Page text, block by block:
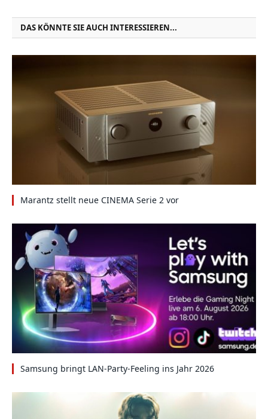
DAS KÖNNTE SIE AUCH INTERESSIEREN...
Marantz stellt neue CINEMA Serie 2 vor
Samsung bringt LAN-Party-Feeling ins Jahr 2026